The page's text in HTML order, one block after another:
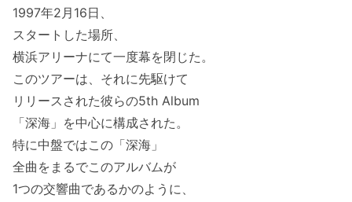
1997年2月16日、
スタートした場所、
横浜アリーナにて一度幕を閉じた。
このツアーは、それに先駆けて
リリースされた彼らの5th Album
「深海」を中心に構成された。
特に中盤ではこの「深海」
全曲をまるでこのアルバムが
1つの交響曲であるかのように、